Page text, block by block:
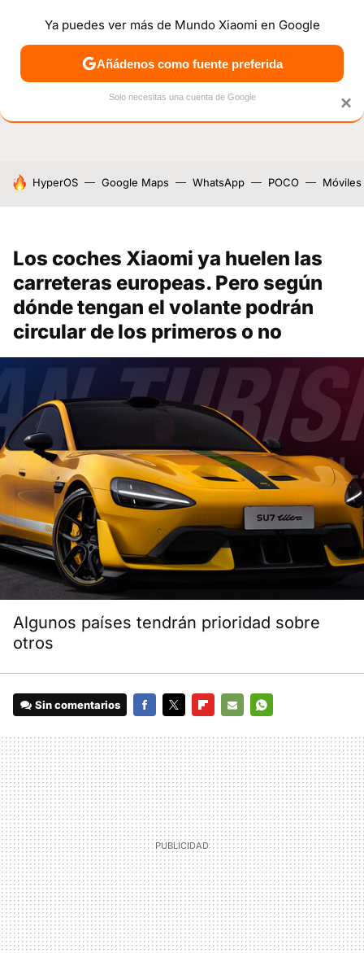
NOTICIAS MÓVILES TUTORIALES OFERTAS
HOY SE HABLA DE
HyperOS Google Maps WhatsApp POCO Móviles
Los coches Xiaomi ya huelen las
carreteras europeas. Pero según
dónde tengan el volante podrán
circular de los primeros o no
Algunos países tendrán prioridad sobre
otros
Sin comentarios
MAIL
×
Ya puedes ver más de Mundo Xiaomi en Google
Añádenos como fuente preferida
Solo necesitas una cuenta de Google